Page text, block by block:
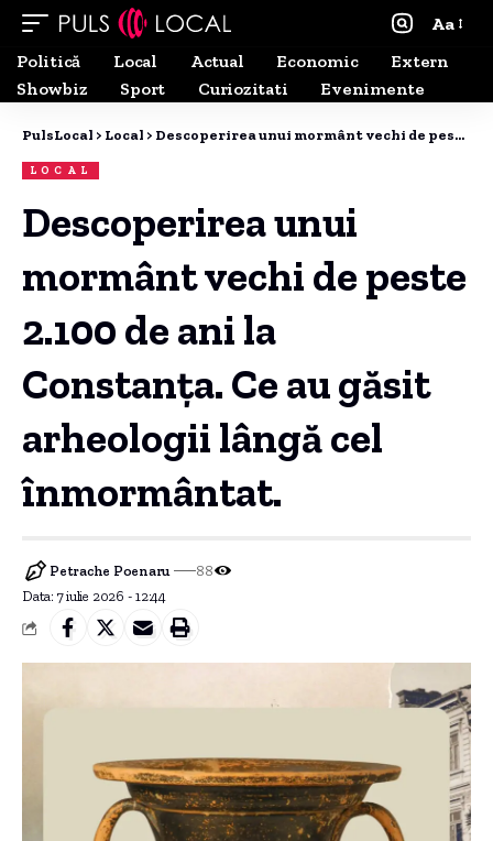
Aa
Politică
Local Actual Economic
Extern
Showbiz
Sport Curiozitati Evenimente
PulsLocal > Local > Descoperirea unui mormânt vechi de peste 2.100 de ani la Constanța. Ce au găsit arheologii lângă cel înmormântat.
LOCAL
Descoperirea unui
mormânt vechi de peste
2.100 de ani la
Constanța. Ce au găsit
arheologii lângă cel
înmormântat.
Data: 7 iulie 2026 - 12:44
Petrache Poenaru 88